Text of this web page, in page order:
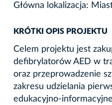
Główna lokalizacja:
KRÓTKI OPIS PROJEKTU
Celem projektu jest
defibrylatorów AED w
oraz przeprowadzenie
zakresu udzielania
edukacyjno-